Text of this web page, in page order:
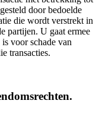
door bedoelde
die wordt verstrekt in
partijen. U gaat ermee
voor schade van
transacties.